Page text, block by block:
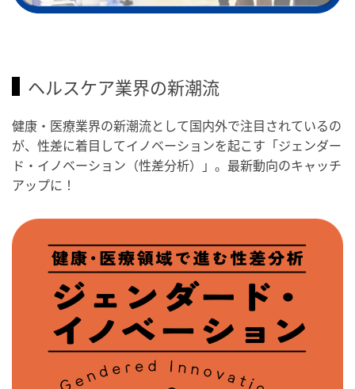
ヘルスケア業界の新潮流
健康・医療業界の新潮流として国内外で注目されているの
が、性差に着目してイノベーションを起こす「ジェンダー
ド・イノベーション（性差分析）」。最新動向のキャッチ
アップに！